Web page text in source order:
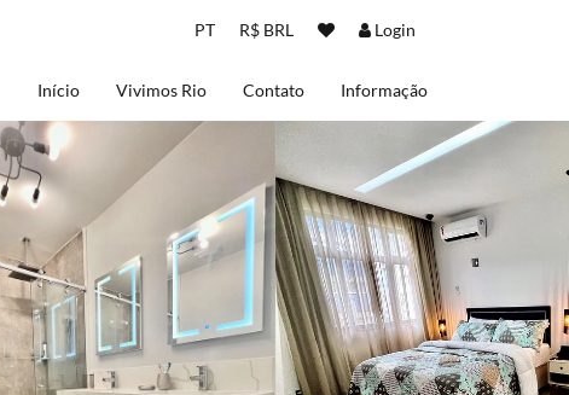
PT R$ BRL Login
Início Vivimos Rio Contato Informação
Sobre nós
Políticas de Privacidade